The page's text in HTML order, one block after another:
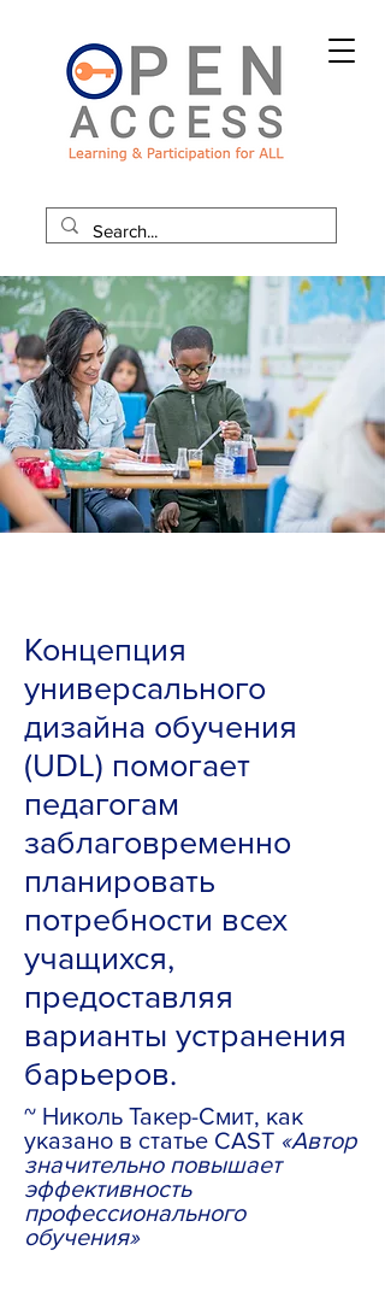
Концепция
универсального
дизайна обучения
(UDL) помогает
педагогам
заблаговременно
планировать
потребности всех
учащихся,
предоставляя
варианты устранения
барьеров.
~ Николь Такер-Смит, как
указано в статье CAST «Автор
значительно повышает
эффективность
профессионального
обучения»